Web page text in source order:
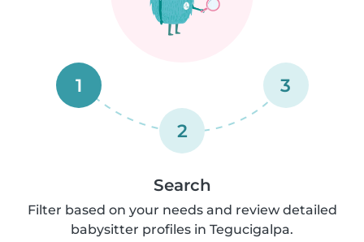
1
2
3
Search
Filter based on your needs and review detailed
babysitter profiles in Tegucigalpa.